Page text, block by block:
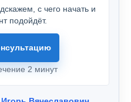
с чего начать и
подойдёт.
2 минут